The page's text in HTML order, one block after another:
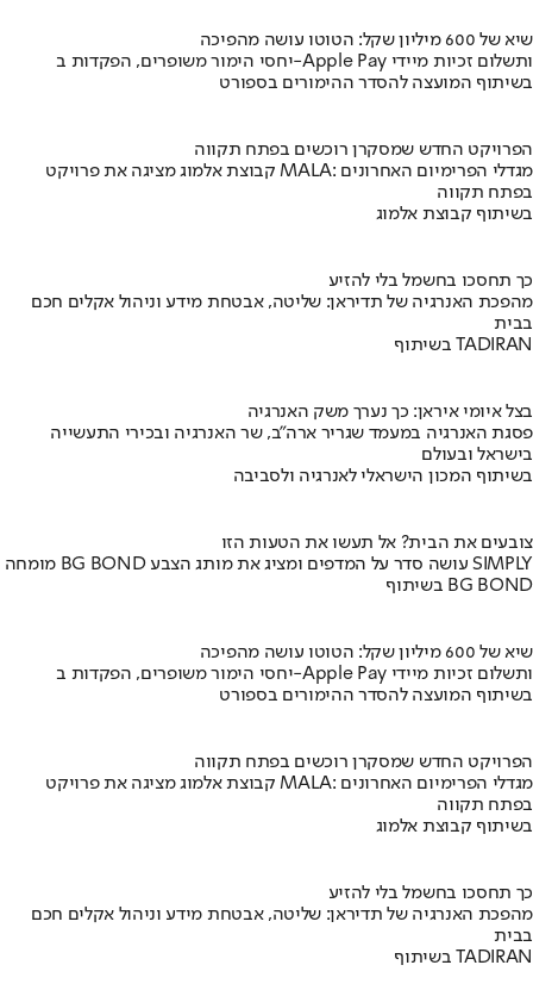
שיא של 600 מיליון שקל: הטוטו עושה מהפיכה
יחסי הימור משופרים, הפקדות ב-Apple Pay ותשלום זכיות מיידי
בשיתוף המועצה להסדר ההימורים בספורט
הפרויקט החדש שמסקרן רוכשים בפתח תקווה
קבוצת אלמוג מציגה את פרויקט MALA: מגדלי הפרימיום האחרונים
בפתח תקווה
בשיתוף קבוצת אלמוג
כך תחסכו בחשמל בלי להזיע
מהפכת האנרגיה של תדיראן: שליטה, אבטחת מידע וניהול אקלים חכם
בבית
בשיתוף TADIRAN
בצל איומי איראן: כך נערך משק האנרגיה
פסגת האנרגיה במעמד שגריר ארה"ב, שר האנרגיה ובכירי התעשייה
בישראל ובעולם
בשיתוף המכון הישראלי לאנרגיה ולסביבה
צובעים את הבית? אל תעשו את הטעות הזו
מומחה BG BOND עושה סדר על המדפים ומציג את מותג הצבע SIMPLY
בשיתוף BG BOND
שיא של 600 מיליון שקל: הטוטו עושה מהפיכה
יחסי הימור משופרים, הפקדות ב-Apple Pay ותשלום זכיות מיידי
בשיתוף המועצה להסדר ההימורים בספורט
הפרויקט החדש שמסקרן רוכשים בפתח תקווה
קבוצת אלמוג מציגה את פרויקט MALA: מגדלי הפרימיום האחרונים
בפתח תקווה
בשיתוף קבוצת אלמוג
כך תחסכו בחשמל בלי להזיע
מהפכת האנרגיה של תדיראן: שליטה, אבטחת מידע וניהול אקלים חכם
בבית
בשיתוף TADIRAN